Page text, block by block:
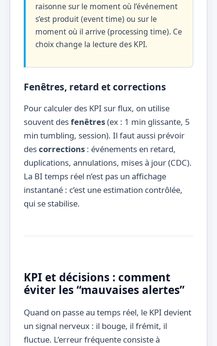
raisonne sur le moment où l’événement
s’est produit (event time) ou sur le
moment où il arrive (processing time). Ce
choix change la lecture des KPI.
Fenêtres, retard et corrections
Pour calculer des KPI sur flux, on utilise
souvent desfenêtres(ex : 1 min glissante, 5
min tumbling, session). Il faut aussi prévoir
descorrections : événements en retard,
duplications, annulations, mises à jour (CDC).
La BI temps réel n’est pas un affichage
instantané : c’est une estimation contrôlée,
qui se stabilise.
KPI et décisions : comment
éviter les “mauvaises alertes”
Quand on passe au temps réel, le KPI devient
un signal nerveux : il bouge, il frémit, il
fluctue. L’erreur fréquente consiste à